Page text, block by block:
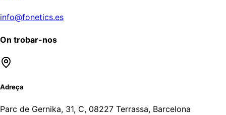
info@fonetics.es
On trobar-nos
Adreça
Parc de Gernika, 31, C, 08227 Terrassa, Barcelona